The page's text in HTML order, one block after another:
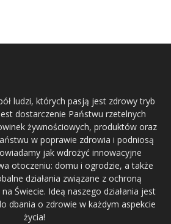
ludzi, których pasją jest zdrowy tryb
dostarczenie Państwu rzetelnych
żywnościowych, produktów oraz
w poprawie zdrowia i podniosą
jak wdrożyć innowacyjne
otoczeniu: domu i ogrodzie, a także
działania związane z ochroną
Świecie. Ideą naszego działania jest
dbania o zdrowie w każdym aspekcie
życia!